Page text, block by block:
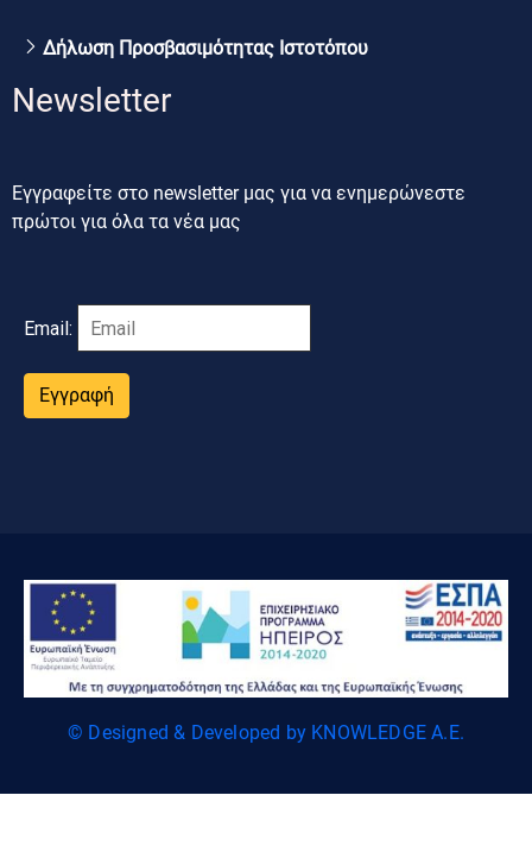
Δήλωση Προσβασιμότητας Ιστοτόπου
Newsletter
Εγγραφείτε στο newsletter μας για να ενημερώνεστε
πρώτοι για όλα τα νέα μας
Email:
Εγγραφή
© Designed & Developed by KNOWLEDGE A.E.